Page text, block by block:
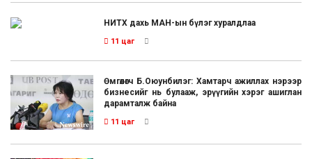
НИТХ дахь МАН-ын бүлэг хуралдлаа
11 цаг
Өмгөөлөгч Б.Оюунбилэг: Хамтарч ажиллах нэрээр
бизнесийг нь булааж, эрүүгийн хэрэг ашиглан
дарамталж байна
11 цаг